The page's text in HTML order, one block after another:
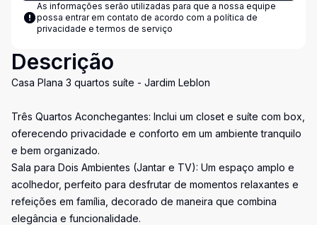
As informações serão utilizadas para que a nossa equipe
possa entrar em contato de acordo com a política de
privacidade e termos de serviço
Descrição
Casa Plana 3 quartos suíte - Jardim Leblon
Três Quartos Aconchegantes: Inclui um closet e suíte com box,
oferecendo privacidade e conforto em um ambiente tranquilo
e bem organizado.
Sala para Dois Ambientes (Jantar e TV): Um espaço amplo e
acolhedor, perfeito para desfrutar de momentos relaxantes e
refeições em família, decorado de maneira que combina
elegância e funcionalidade.